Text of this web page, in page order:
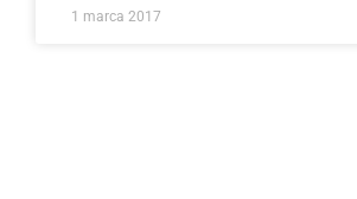
1 marca 2017